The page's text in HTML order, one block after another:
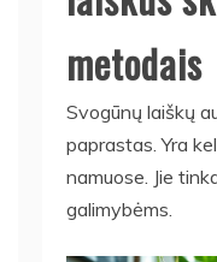
metodais
Svogūnų laiškų
paprastas. Yra
namuose. Jie
galimybėms.